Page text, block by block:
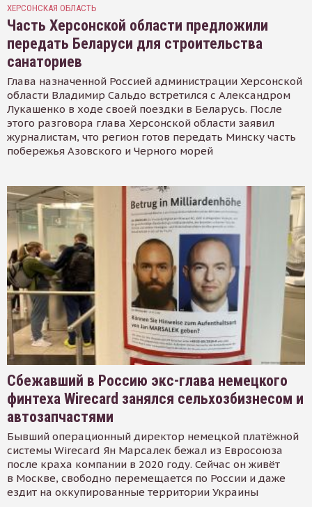
ХЕРСОНСКАЯ ОБЛАСТЬ
Часть Херсонской области предложили
передать Беларуси для строительства
санаториев
Глава назначенной Россией администрации Херсонской
области Владимир Сальдо встретился с Александром
Лукашенко в ходе своей поездки в Беларусь. После
этого разговора глава Херсонской области заявил
журналистам, что регион готов передать Минску часть
побережья Азовского и Черного морей
Сбежавший в Россию экс-глава немецкого
финтеха Wirecard занялся сельхозбизнесом и
автозапчастями
Бывший операционный директор немецкой платёжной
системы Wirecard Ян Марсалек бежал из Евросоюза
после краха компании в 2020 году. Сейчас он живёт
в Москве, свободно перемещается по России и даже
ездит на оккупированные территории Украины